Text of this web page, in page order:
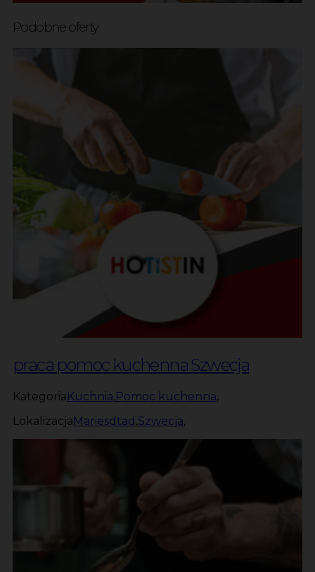
Podobne oferty
praca pomoc kuchenna Szwecja
KategoriaKuchnia,Pomoc kuchenna,
LokalizacjaMariesdtad ,Szwecja,